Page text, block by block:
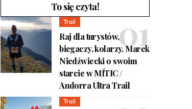
To się czyta!
Trail
Raj dla turystów,
biegaczy, kolarzy. Marek
Niedźwiecki o swoim
starcie w MÍTIC /
Andorra Ultra Trail
Trail